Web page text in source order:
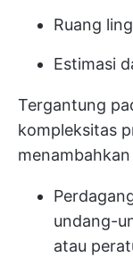
Ruang
Estimasi
Tergantung
kompleksitas
undang-
atau